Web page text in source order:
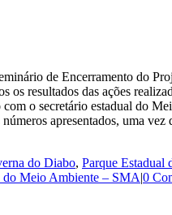
de Encerramento do
resultados das ações
o secretário estadual do
apresentados, uma vez
do Diabo, Parque Estadual
do Meio Ambiente – SMA0